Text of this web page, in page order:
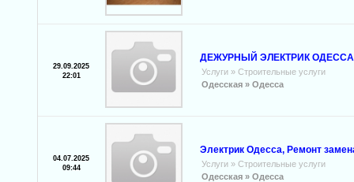
29.09.2025
22:01
ДЕЖУРНЫЙ ЭЛЕКТРИК ОДЕССА
Услуги » Строительные услуги
Одесская » Одесса
04.07.2025
09:44
Электрик Одесса, Ремонт
Услуги » Строительные услуги
Одесская » Одесса